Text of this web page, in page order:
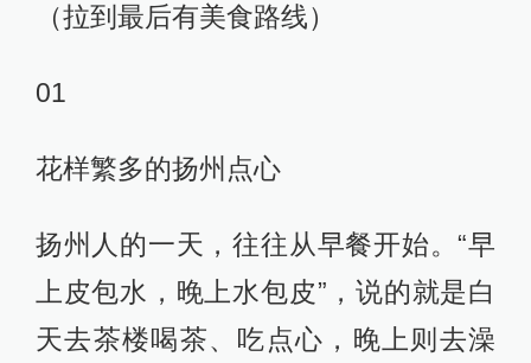
（拉到最后有美食路线）
01
花样繁多的扬州点心
扬州人的一天，往往从早餐开始。“早
上皮包水，晚上水包皮”，说的就是白
天去茶楼喝茶、吃点心，晚上则去澡